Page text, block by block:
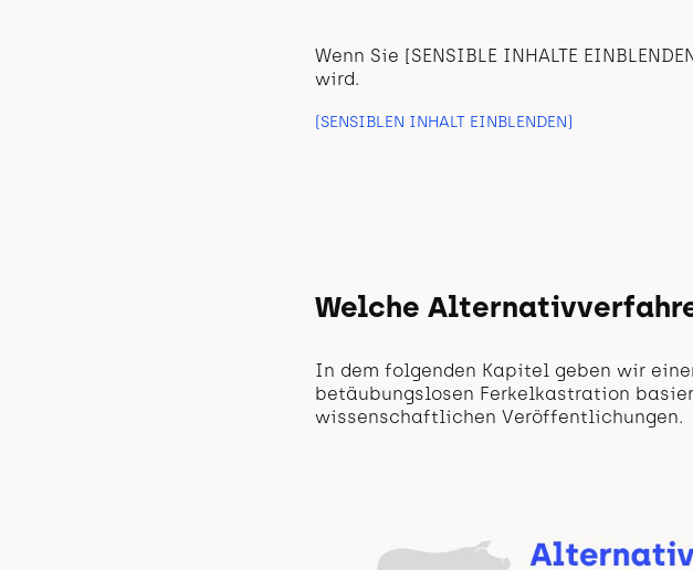
Wenn Sie [SENSIBLE INHALTE
wird.
(SENSIBLEN INHALT EINBLENDEN)
Welche
In dem folgenden Kapitel geben wir
betäubungslosen Ferkelkastration
wissenschaftlichen Veröffentlichungen.